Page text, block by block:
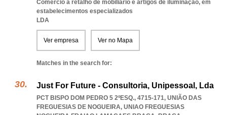
Comércio a retalho de mobiliário e artigos de iluminação, em
estabelecimentos especializados
LDA
Ver empresa Ver no Mapa
Matches in the search for:
Just For Future - Consultoria, Unipessoal, Lda
PCT BISPO DOM PEDRO 5 2ºESQ., 4715-171, UNIÃO DAS
FREGUESIAS DE NOGUEIRA, UNIAO FREGUESIAS